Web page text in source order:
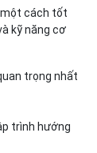
một cách tốt
kỹ năng cơ
trọng nhất
trình hướng